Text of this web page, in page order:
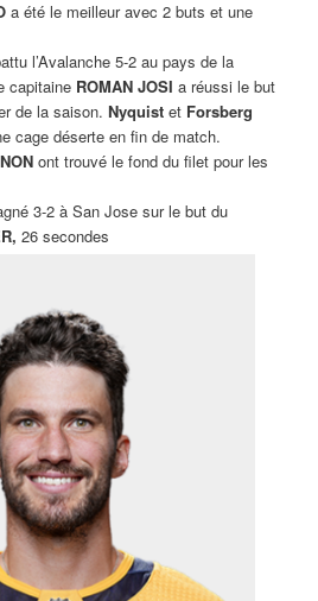
a été le meilleur avec 2 buts et une
l’Avalanche 5-2 au pays de la
capitaine ROMAN JOSI a réussi le but
de la saison. Nyquistet Forsberg
cage déserte en fin de match.
ont trouvé le fond du filet pour les
3-2 à San Jose sur le but du
26 secondes